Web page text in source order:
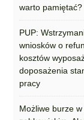
warto pamiętać?
PUP:
wniosków o
kosztów
doposażenia
pracy
Możliwe burze